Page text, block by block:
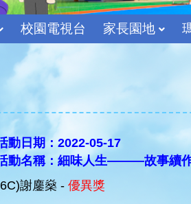
校園電視台 家長園地
動日期：2022-05-17
動名稱：細味人生―――故事續
謝鏖燊 - 優異獎